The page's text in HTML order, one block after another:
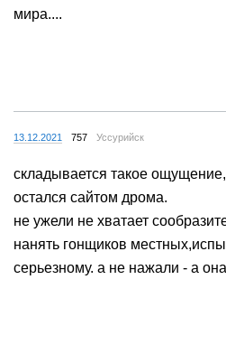
мира....
13.12.2021 757 Уссурийск
складывается такое
остался сайтом дрома.
не ужели не хватает
нанять гонщиков
серьезному. а не нажали - а